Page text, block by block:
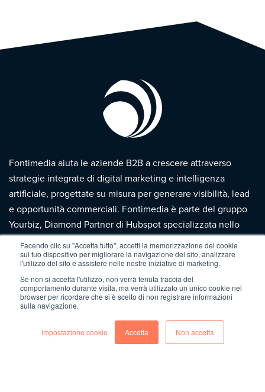
Facendo clic su "Accetta tutto", accetti la memorizzazione dei cookie
sul tuo dispositivo per migliorare la navigazione del sito, analizzare
l'utilizzo del sito e assistere nelle nostre iniziative di marketing.
Se non si accetta l'utilizzo, non verrà tenuta traccia del
comportamento durante visita, ma verrà utilizzato un unico cookie nel
browser per ricordare che si è scelto di non registrare informazioni
sulla navigazione.
Impostazione cookie Accetta Non accetta
Fontimedia aiuta le aziende B2B a crescere attraverso
strategie integrate di digital marketing e intelligenza
artificiale, progettate su misura per generare visibilità, lead
e opportunità commerciali. Fontimedia è parte del gruppo
Yourbiz, Diamond Partner di Hubspot specializzata nello
sviluppo digitale delle imprese.
Fontimedia srl
Via Gandhi, 42
24048 Treviolo (BG)
035 432 7284